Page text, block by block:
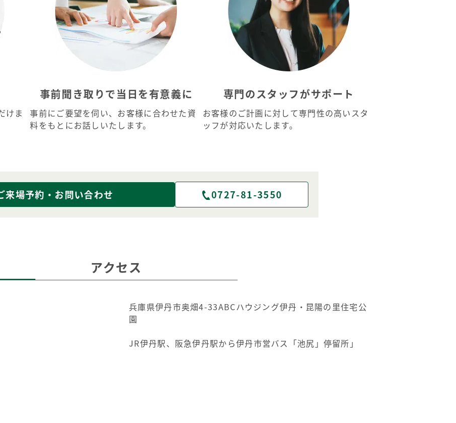
けま
事前聞き取りで当日を有意義に
事前にご要望を伺い、お客様に合わせた資
料をもとにお話しいたします。
専門のスタッフがサポート
お客様のご計画に対して専門性の高いスタ
ッフが対応いたします。
来場予約・お問い合わせ 0727-81-3550
アクセス
兵庫県伊丹市奥畑4-33ABCハウジング伊丹・昆陽の里住宅公
園
JR伊丹駅、阪急伊丹駅から伊丹市営バス「池尻」停留所」